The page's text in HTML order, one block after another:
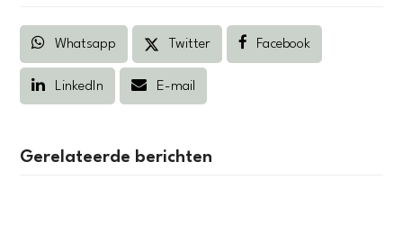
Whatsapp Twitter Facebook
LinkedIn E-mail
Gerelateerde berichten